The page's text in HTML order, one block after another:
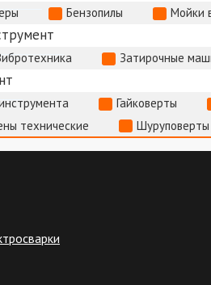
Бензопилы Мойки
Затирочные
Гайковерты
технические